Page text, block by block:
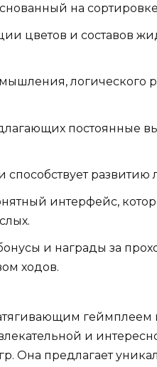
на
цветов и составов
мышления,
постоянные
развитию
интерфейс,
и награды за
ходов.
и
Она предлагает